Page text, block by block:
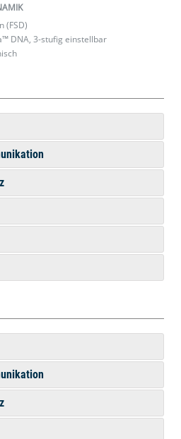
(FSD)
DNA, 3-stufig einstellbar